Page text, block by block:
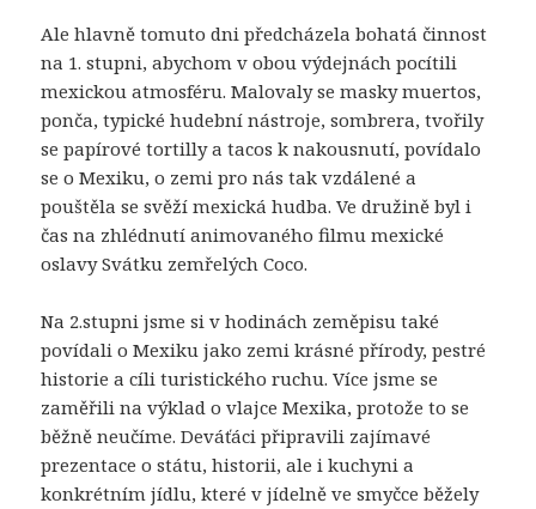
Ale hlavně tomuto dni předcházela bohatá činnost
na 1. stupni, abychom v obou výdejnách pocítili
mexickou atmosféru. Malovaly se masky muertos,
ponča, typické hudební nástroje, sombrera, tvořily
se papírové tortilly a tacos k nakousnutí, povídalo
se o Mexiku, o zemi pro nás tak vzdálené a
pouštěla se svěží mexická hudba. Ve družině byl i
čas na zhlédnutí animovaného filmu mexické
oslavy Svátku zemřelých Coco.
Na 2.stupni jsme si v hodinách zeměpisu také
povídali o Mexiku jako zemi krásné přírody, pestré
historie a cíli turistického ruchu. Více jsme se
zaměřili na výklad o vlajce Mexika, protože to se
běžně neučíme. Deváťáci připravili zajímavé
prezentace o státu, historii, ale i kuchyni a
konkrétním jídlu, které v jídelně ve smyčce běžely